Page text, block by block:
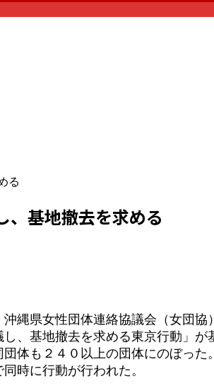
る
、基地撤去を求める
縄県女性団体連絡協議会（女団
、基地撤去を求める東京行動」
体も２４０以上の団体にのぼっ
時に行動が行われた。